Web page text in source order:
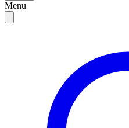
Menu